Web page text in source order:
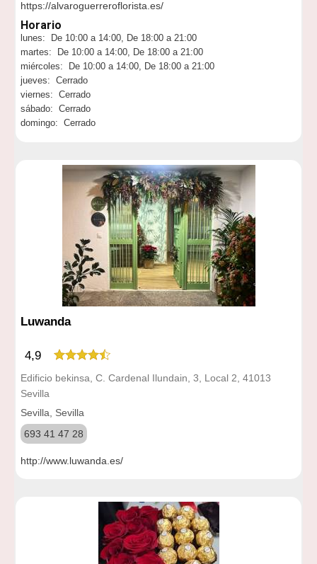
https://alvaroguerreroflorista.es/
Horario
lunes: De 10:00 a 14:00, De 18:00 a 21:00
martes: De 10:00 a 14:00, De 18:00 a 21:00
miércoles: De 10:00 a 14:00, De 18:00 a 21:00
jueves: Cerrado
viernes: Cerrado
sábado: Cerrado
domingo: Cerrado
Luwanda
4,9
Edificio bekinsa, C. Cardenal Ilundain, 3, Local 2, 41013
Sevilla
Sevilla, Sevilla
693 41 47 28
http://www.luwanda.es/